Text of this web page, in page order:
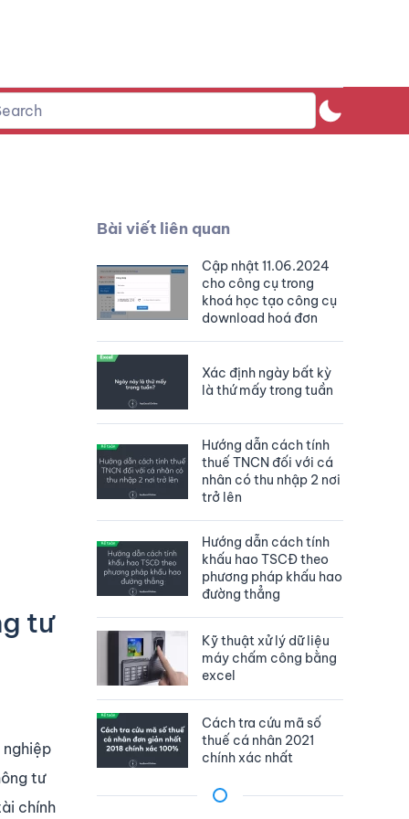
tư
tư
chính
Bài viết liên quan
Cập nhật 11.06.2024
cho công cụ trong
khoá học tạo công cụ
download hoá đơn
Xác định ngày bất kỳ
là thứ mấy trong tuần
Hướng dẫn cách tính
thuế TNCN đối với cá
nhân có thu nhập 2 nơi
trở lên
Hướng dẫn cách tính
khấu hao TSCĐ theo
phương pháp khấu hao
đường thẳng
Kỹ thuật xử lý dữ liệu
máy chấm công bằng
excel
Cách tra cứu mã số
thuế cá nhân 2021
chính xác nhất